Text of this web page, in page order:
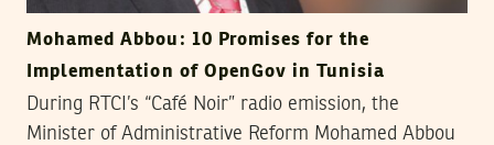
Mohamed Abbou: 10 Promises for the
Implementation of OpenGov in Tunisia
During RTCI’s “Café Noir” radio emission, the
Minister of Administrative Reform Mohamed Abbou